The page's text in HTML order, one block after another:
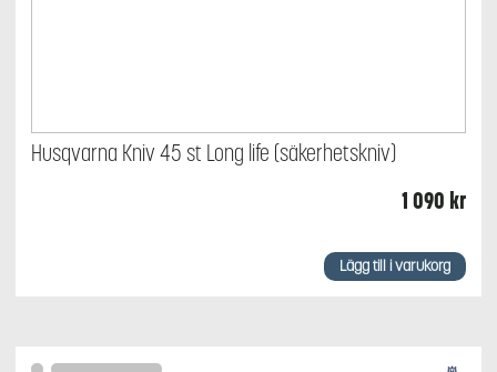
Husqvarna Kniv 45 st Long life (säkerhetskniv)
1 090 kr
Lägg till i varukorg